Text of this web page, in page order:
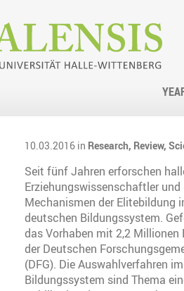
10.03.2016 in Research, Review,
Seit fünf Jahren erforschen
Erziehungswissenschaftler und
Mechanismen der Elitebildung
deutschen Bildungssystem.
das Vorhaben mit 2,2 Millionen
der Deutschen
(DFG). Die Auswahlverfahren
Bildungssystem sind Thema